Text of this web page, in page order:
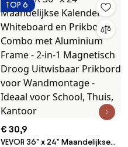
Bulletin Board voor
Wandmontage – Ideaal voor
School, Thuis, Kantoor
TOP 6
€ 30,9
VEVOR 36" x 24" Maandelijkse